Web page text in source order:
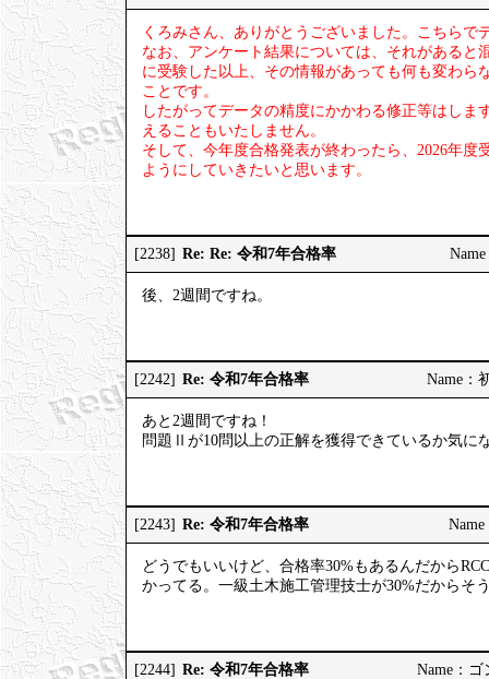
くろみさん、ありがとうございました。こちらで
なお、アンケート結果については、それがある
に受験した以上、その情報があっても何も変わ
ことです。
したがってデータの精度にかかわる修正等はし
えることもいたしません。
そして、今年度合格発表が終わったら、2026年
ようにしていきたいと思います。
[2238] Re: Re: 令和7年合格率
後、2週間ですね。
[2242] Re: 令和7年合格率 Name：
あと2週間ですね！
問題Ⅱが10問以上の正解を獲得できているか気に
[2243] Re: 令和7年合格率
どうでもいいけど、合格率30%もあるんだから
かってる。一級土木施工管理技士が30%だからそ
[2244] Re: 令和7年合格率 Name：